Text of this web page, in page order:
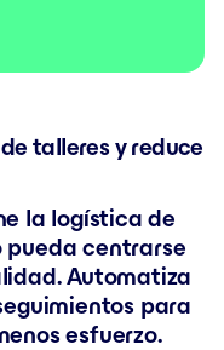
talleres y reduce
la logística de
pueda centrarse
Automatiza
para
esfuerzo.